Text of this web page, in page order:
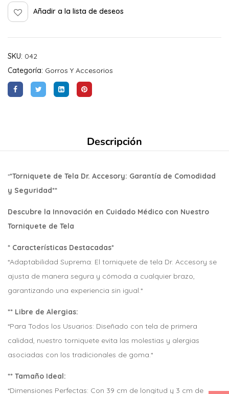
Añadir a la lista de deseos
SKU: 042
Categoría: Gorros Y Accesorios
Descripción
**Torniquete de Tela Dr. Accesory: Garantía de Comodidad
y Seguridad**
Descubre la Innovación en Cuidado Médico con Nuestro
Torniquete de Tela
* Características Destacadas*
*Adaptabilidad Suprema: El torniquete de tela Dr. Accesory se
ajusta de manera segura y cómoda a cualquier brazo,
garantizando una experiencia sin igual.*
** Libre de Alergias:
*Para Todos los Usuarios: Diseñado con tela de primera
calidad, nuestro torniquete evita las molestias y alergias
asociadas con los tradicionales de goma.*
** Tamaño Ideal:
*Dimensiones Perfectas: Con 39 cm de longitud y 3 cm de